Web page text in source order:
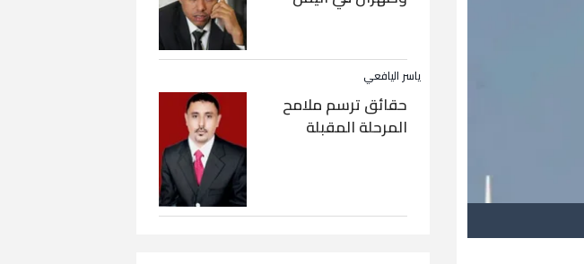
ياسر اليافعي
حقائق ترسم ملامح
المرحلة المقبلة